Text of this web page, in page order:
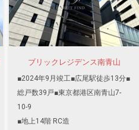
ブリックレジデンス南青山
■2024年9月竣工■広尾駅徒歩13分■
総戸数39戸■東京都港区南青山7-
10-9
■地上14階 RC造